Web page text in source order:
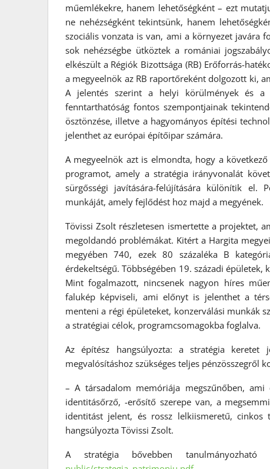
műemlékekre, hanem lehetőségként – ezt
ne nehézségként tekintsünk, hanem
szociális vonzata is van, ami a környezet javára
sok nehézségbe ütköztek a romániai
elkészült a Régiók Bizottsága (RB) Erőforrás-
a megyeelnök az RB raportőreként dolgozott ki,
A jelentés szerint a helyi körülmények és a
fenntarthatóság fontos szempontjainak
ösztönzése, illetve a hagyományos építési
jelenthet az európai építőipar számára.
A megyeelnök azt is elmondta, hogy a
programot, amely a stratégia irányvonalát
sürgősségi javítására-felújítására különítik el.
munkáját, amely fejlődést hoz majd a megyének.
Tövissi Zsolt részletesen ismertette a projektet,
megoldandó problémákat. Kitért a Hargita
megyében 740, ezek 80 százaléka B
érdekeltségű. Többségében 19. századi
Mint fogalmazott, nincsenek nagyon híres
falukép képviseli, ami előnyt is jelenthet a
menteni a régi épületeket, konzerválási munkák
a stratégiai célok, programcsomagokba foglalva.
Az építész hangsúlyozta: a stratégia
megvalósításhoz szükséges teljes pénzösszegről
– A társadalom memóriája megszűnőben,
identitásőrző, -erősítő szerepe van, a
identitást jelent, és rossz lelkiismeretű,
hangsúlyozta Tövissi Zsolt.
A stratégia bővebben